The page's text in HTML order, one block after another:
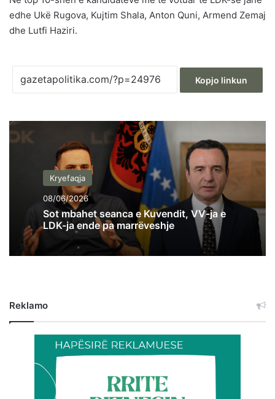
edhe Ukë Rugova, Kujtim Shala, Anton Quni, Armend Zemaj
dhe Lutfi Haziri.
Kopjo linkun
Kryefaqja
08/06/2026
Sot mbahet seanca e Kuvendit, VV-ja e
LDK-ja ende pa marrëveshje
Reklamo